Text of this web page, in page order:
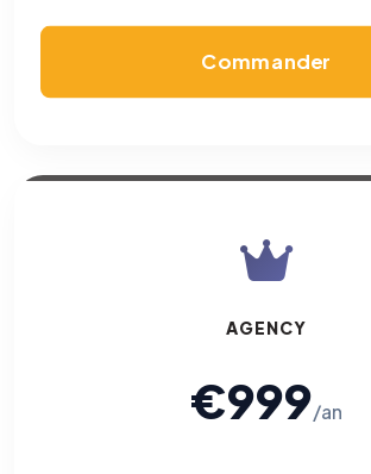
Commander
AGENCY
€999/an